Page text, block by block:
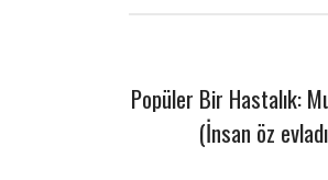
Popüler Bir Hastalık:
(İnsan öz